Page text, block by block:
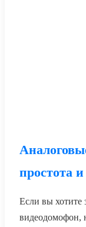
простота
Если вы хотите
видеодомофон,